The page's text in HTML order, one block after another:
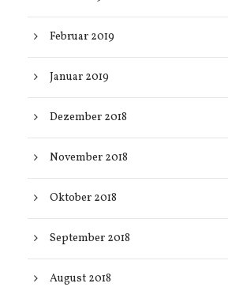
Februar 2019
Januar 2019
Dezember 2018
November 2018
Oktober 2018
September 2018
August 2018